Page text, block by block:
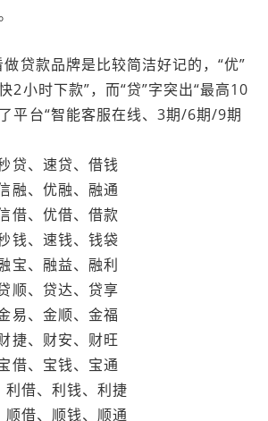
贷款品牌是比较简洁好记的，“优”
2小时下款”，而“贷”字突出“最高10
平台“智能客服在线、3期/6期/9期
贷、速贷、借钱
融、优融、融通
借、优借、借款
钱、速钱、钱袋
宝、融益、融利
顺、贷达、贷享
易、金顺、金福
捷、财安、财旺
借、宝钱、宝通
借、利钱、利捷
借、顺钱、顺通